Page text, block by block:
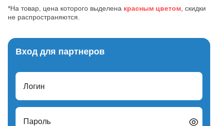
*На товар, цена которого выделена красным цветом , скидки
не распространяются.
Вход для партнеров
Логин
Пароль